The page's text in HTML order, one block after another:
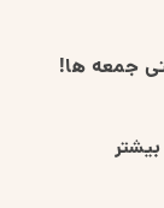
جمعه ها!